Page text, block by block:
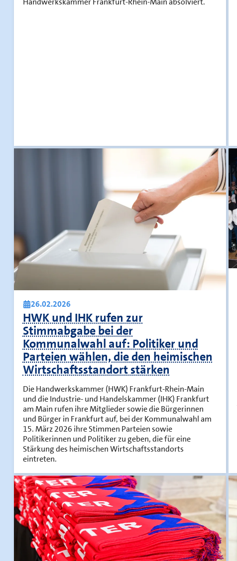
26.02.2026
HWK und IHK rufen zur
Stimmabgabe bei der
Kommunalwahl auf: Politiker und
Parteien wählen, die den heimischen
Wirtschaftsstandort stärken
Die Handwerkskammer (HWK) Frankfurt-Rhein-Main
und die Industrie- und Handelskammer (IHK) Frankfurt
am Main rufen ihre Mitglieder sowie die Bürgerinnen
und Bürger in Frankfurt auf, bei der Kommunalwahl am
15. März 2026 ihre Stimmen Parteien sowie
Politikerinnen und Politiker zu geben, die für eine
Stärkung des heimischen Wirtschaftsstandorts
eintreten.